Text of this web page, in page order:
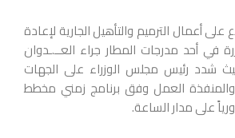
أعمال الترميم والتأهيل الجارية لإعادة
في أحد مدرجات المطار جراء العــ.ـدوان
حيث شدد رئيس مجلس الوزراء على الجهات
العمل وفق برنامج زمني مخطط
على مدار الساعة.